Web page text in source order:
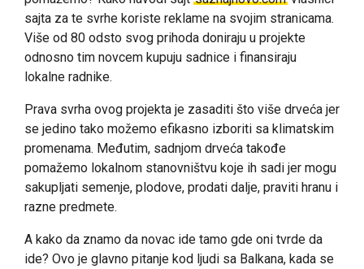
sajta za te svrhe koriste reklame na svojim stranicama.
Više od 80 odsto svog prihoda doniraju u projekte
odnosno tim novcem kupuju sadnice i finansiraju
lokalne radnike.
Prava svrha ovog projekta je zasaditi što više drveća jer
se jedino tako možemo efikasno izboriti sa klimatskim
promenama. Međutim, sadnjom drveća takođe
pomažemo lokalnom stanovništvu koje ih sadi jer mogu
sakupljati semenje, plodove, prodati dalje, praviti hranu i
razne predmete.
A kako da znamo da novac ide tamo gde oni tvrde da
ide? Ovo je glavno pitanje kod ljudi sa Balkana, kada se